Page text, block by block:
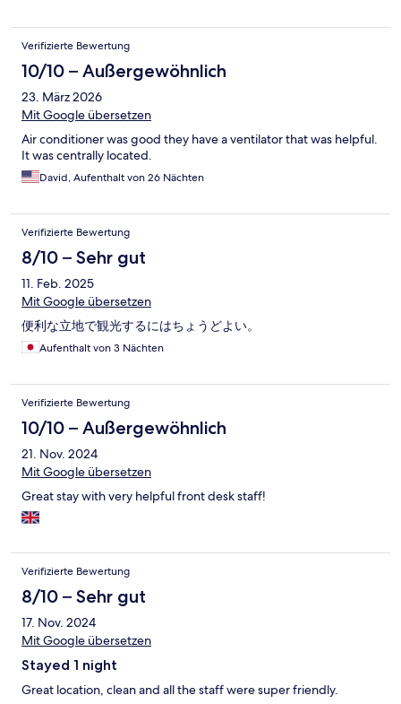
Verifizierte Bewertung
10/10 – Außergewöhnlich
23. März 2026
Mit Google übersetzen
Air conditioner was good they have a ventilator that was helpful.
It was centrally located.
David, Aufenthalt von 26 Nächten
Verifizierte Bewertung
8/10 – Sehr gut
11. Feb. 2025
Mit Google übersetzen
便利な立地で観光するにはちょうどよい。
Aufenthalt von 3 Nächten
Verifizierte Bewertung
10/10 – Außergewöhnlich
21. Nov. 2024
Mit Google übersetzen
Great stay with very helpful front desk staff!
Verifizierte Bewertung
8/10 – Sehr gut
17. Nov. 2024
Mit Google übersetzen
Stayed 1 night
Great location, clean and all the staff were super friendly.